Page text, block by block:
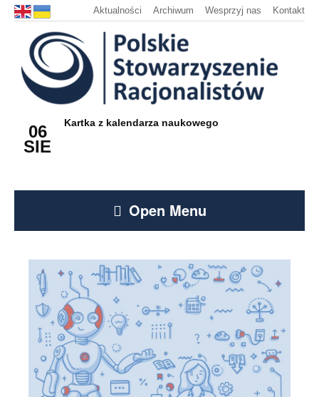
Aktualności Archiwum Wesprzyj nas Kontakt
06
SIE
Kartka z kalendarza naukowego
Open Menu